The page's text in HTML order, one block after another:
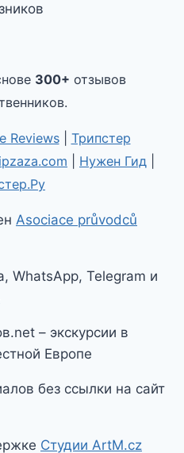
300+ отзывов
Reviews| Трипстер
Нужен Гид
Asociace průvodců
WhatsApp, Telegram и
– экскурсии в
Европе
без ссылки на сайт
Студии ArtM.cz